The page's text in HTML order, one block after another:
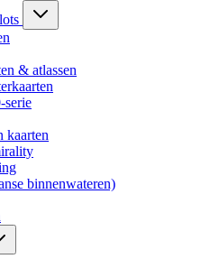
& atlassen
serie
kaarten
binnenwateren)